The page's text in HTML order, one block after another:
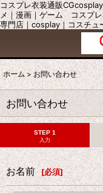
コスプレ衣装通販
メ｜漫画｜ゲーム コスプレ
専門店｜cosplay｜コスチュ
ホーム > お問い合わせ
お問い合わせ
STEP 1
入力
お名前 [必須]